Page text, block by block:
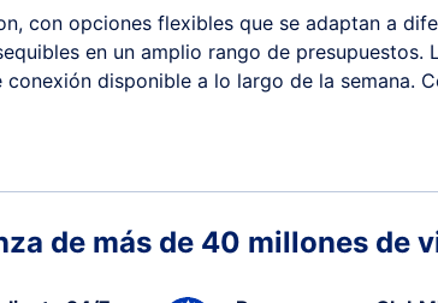
con opciones flexibles que se adaptan a
en un amplio rango de presupuestos.
disponible a lo largo de la semana.
de más de 40 millones de